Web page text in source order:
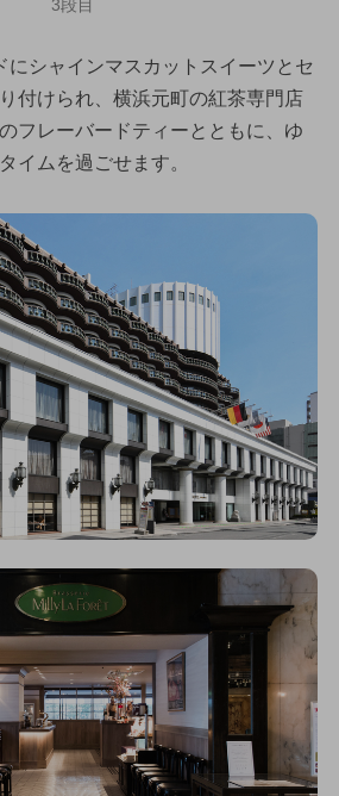
3段目
にシャインマスカットスイーツとセ
付けられ、横浜元町の紅茶専門店
フレーバードティーとともに、ゆ
イムを過ごせます。